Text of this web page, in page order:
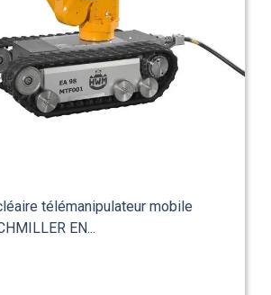
télémanipulateur mobile
EN...